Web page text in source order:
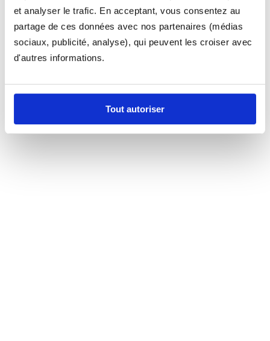
et analyser le trafic. En acceptant, vous consentez au
partage de ces données avec nos partenaires (médias
sociaux, publicité, analyse), qui peuvent les croiser avec
d'autres informations.
Tout autoriser